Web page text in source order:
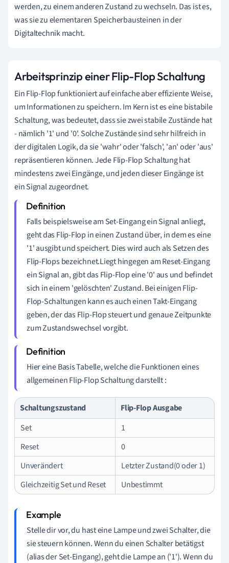
werden, zu einem anderen Zustand zu wechseln. Das ist es,
was sie zu elementaren Speicherbausteinen in der
Digitaltechnik macht.
Arbeitsprinzip einer Flip-Flop Schaltung
Ein Flip-Flop funktioniert auf einfache aber effiziente Weise,
um Informationen zu speichern. Im Kern ist es eine bistabile
Schaltung, was bedeutet, dass sie zwei stabile Zustände hat
- nämlich '1' und '0'. Solche Zustände sind sehr hilfreich in
der digitalen Logik, da sie 'wahr' oder 'falsch', 'an' oder 'aus'
repräsentieren können. Jede Flip-Flop Schaltung hat
mindestens zwei Eingänge, und jeden dieser Eingänge ist
ein Signal zugeordnet.
Falls beispielsweise am Set-Eingang ein Signal anliegt,
geht das Flip-Flop in einen Zustand über, in dem es eine
'1' ausgibt und speichert. Dies wird auch als Setzen des
Flip-Flops bezeichnet.Liegt hingegen am Reset-Eingang
ein Signal an, gibt das Flip-Flop eine '0' aus und befindet
sich in einem 'gelöschten' Zustand. Bei einigen Flip-
Flop-Schaltungen kann es auch einen Takt-Eingang
geben, der das Flip-Flop steuert und genaue Zeitpunkte
zum Zustandswechsel vorgibt.
Hier eine Basis Tabelle, welche die Funktionen eines
allgemeinen Flip-Flop Schaltung darstellt :
Schaltungszustand
Flip-Flop Ausgabe
Set
1
Reset
0
Unverändert
Letzter Zustand(0 oder 1)
Gleichzeitig Set und Reset
Unbestimmt
Stelle dir vor, du hast eine Lampe und zwei Schalter, die
sie steuern können. Wenn du einen Schalter betätigst
(alias der Set-Eingang), geht die Lampe an ('1'). Wenn du